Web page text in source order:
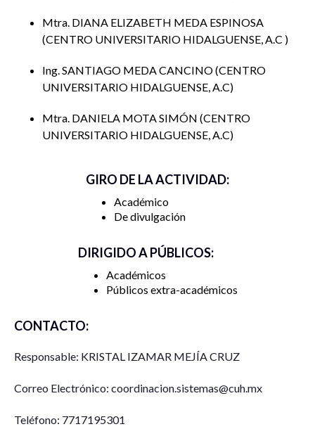
Mtra. DIANA ELIZABETH MEDA ESPINOSA
CENTRO UNIVERSITARIO HIDALGUENSE, A.C
Ing. SANTIAGO MEDA CANCINO CENTRO
UNIVERSITARIO HIDALGUENSE, A.C
Mtra. DANIELA MOTA SIMÓN CENTRO
UNIVERSITARIO HIDALGUENSE, A.C
GIRO DE LA ACTIVIDAD:
Académico
De divulgación
DIRIGIDO A PÚBLICOS:
Académicos
Públicos extra-académicos
CONTACTO:
Responsable: KRISTAL IZAMAR MEJÍA CRUZ
Correo Electrónico: coordinacion.sistemas@cuh.mx
Teléfono: 7717195301